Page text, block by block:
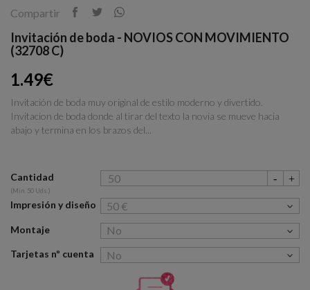
Compartir
Invitación de boda - NOVIOS CON MOVIMIENTO
(32708 C)
1.49€
Invitación de boda muy original de estilo moderno y divertido.
Invitacion de boda donde al tirar del texto la novia se mueve hacia
abajo y termina en los brazos del...
Cantidad
(Min. 50 Uds.)
Impresión y diseño
Montaje
Tarjetas nº cuenta